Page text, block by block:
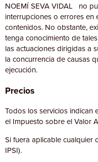
NOEMÍ SEVA VIDAL no
interrupciones o errores en
contenidos. No obstante,
tenga conocimiento de
las actuaciones dirigidas a
la concurrencia de causas
ejecución.
Precios
Todos los servicios indican
el Impuesto sobre el Valor
Si fuera aplicable cualquier
IPSI).